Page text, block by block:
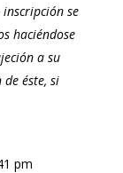
se
haciéndose
a su
éste, si
pm